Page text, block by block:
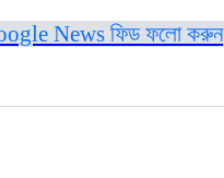
News ফিড ফলো করুন